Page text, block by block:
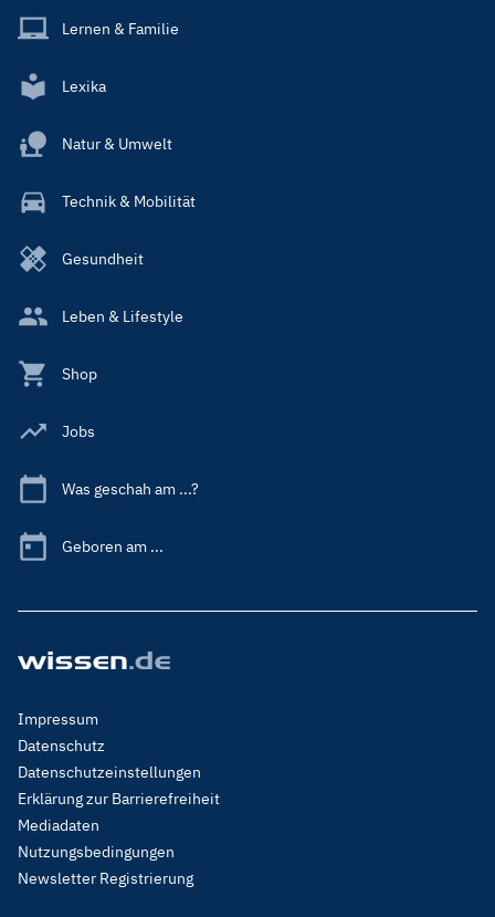
Lernen & Familie
Lexika
Natur & Umwelt
Technik & Mobilität
Gesundheit
Leben & Lifestyle
Shop
Jobs
Was geschah am ...?
Geboren am ...
Footer
Menu
Legal
Impressum
Datenschutz
Datenschutzeinstellungen
Erklärung zur Barrierefreiheit
Mediadaten
Nutzungsbedingungen
Newsletter Registrierung